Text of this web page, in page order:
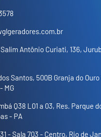
Antônio Curiati, 136,
Santos, 500B Granja do
MG
Q38 L01 a 03, Res. Parque
- PA
- Sala 703 - Centro, Rio de